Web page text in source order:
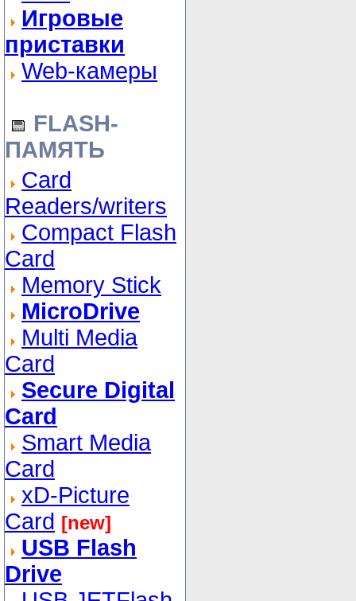
Игровые
приставки
Web-камеры
FLASH-
ПАМЯТЬ
Card
Readers/writers
Compact Flash
Card
Memory Stick
MicroDrive
Multi Media
Card
Secure Digital
Card
Smart Media
Card
xD-Picture
Card [new]
USB Flash
Drive